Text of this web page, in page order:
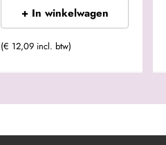
+ In winkelwagen
(€ 12,09 incl. btw)